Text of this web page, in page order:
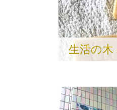
生活の木